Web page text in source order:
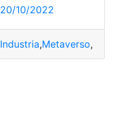
20/10/2022
Industria,Metaverso,